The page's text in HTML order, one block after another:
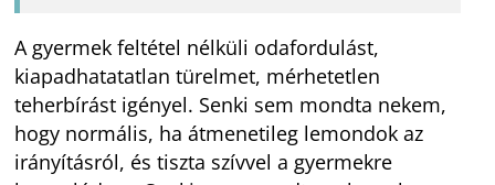
A gyermek feltétel nélküli odafordulást,
kiapadhatatatlan türelmet, mérhetetlen
teherbírást igényel. Senki sem mondta nekem,
hogy normális, ha átmenetileg lemondok az
irányításról, és tiszta szívvel a gyermekre